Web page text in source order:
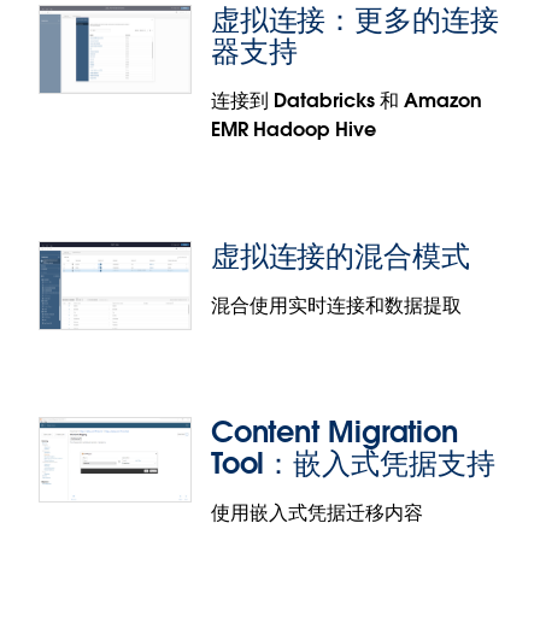
接到”窗格中提供 Tableau Exchange 中的由合作伙
伴构建的数据连接器。得益于这项新增的功能，在对
数据进行合并、调整和清理时，您可以从当前位置轻
松地发现并直接连接到这些外部连结器。
Tableau Prep 输入步骤改进
删除它们。您现在还可以使用适用于 DateTime 数据
类型的相对日期筛选器来删除陈旧数据。这些改进共
同提高了创建流程时的交互性能，并有助于在各个
虚拟连接：更多的连接
器支持
连接到 Databricks 和 Amazon
EMR Hadoop Hive
虚拟连接现在支持连接到：
Amazon EMR Hadoop Hive
虚拟连接的混合模式
混合使用实时连接和数据提取
Content Migration
Tool：嵌入式凭据支持
使用嵌入式凭据迁移内容